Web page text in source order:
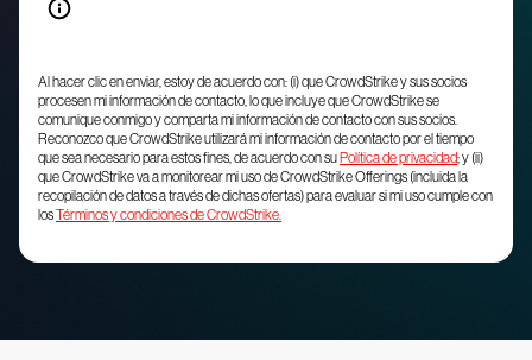
Al hacer clic en enviar, estoy de acuerdo con: (i) que CrowdStrike y sus socios
procesen mi información de contacto, lo que incluye que CrowdStrike se
comunique conmigo y comparta mi información de contacto con sus socios.
Reconozco que CrowdStrike utilizará mi información de contacto por el tiempo
que sea necesario para estos fines, de acuerdo con su Política de privacidad; y (ii)
que CrowdStrike va a monitorear mi uso de CrowdStrike Offerings (incluida la
recopilación de datos a través de dichas ofertas) para evaluar si mi uso cumple con
losTérminos y condiciones de CrowdStrike.